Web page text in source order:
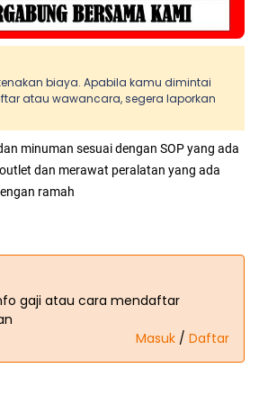
biaya. Apabila kamu dimintai
atau wawancara, segera laporkan
minuman sesuai dengan SOP yang ada
dan merawat peralatan yang ada
ramah
gaji atau cara mendaftar
Masuk / Daftar